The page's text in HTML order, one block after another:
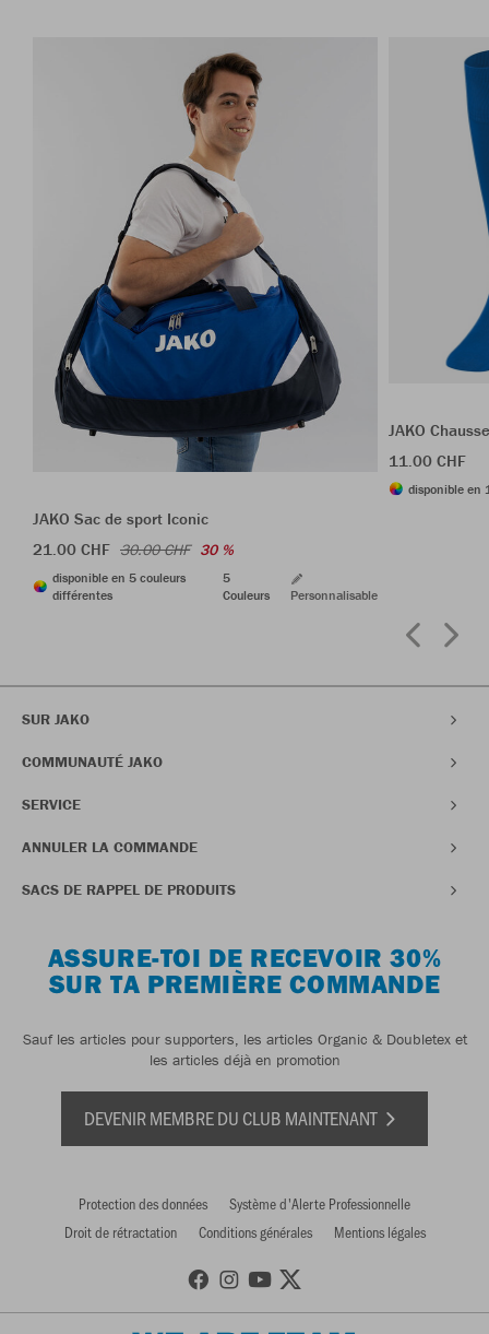
JAKO Sac de sport Iconic
21.00 CHF 30.00 CHF 30 %
disponible en 5 couleurs
différentes
5
Couleurs
Personnalisable
JAKO
11.00 CHF
disponible en
SUR JAKO
COMMUNAUTÉ JAKO
SERVICE
ANNULER LA COMMANDE
SACS DE RAPPEL DE PRODUITS
ASSURE-TOI DE RECEVOIR 30%
SUR TA PREMIÈRE COMMANDE
Sauf les articles pour supporters, les articles Organic & Doubletex et
les articles déjà en promotion
DEVENIR MEMBRE DU CLUB MAINTENANT
Protection des données
Système d'Alerte Professionnelle
Droit de rétractation
Conditions générales Mentions légales